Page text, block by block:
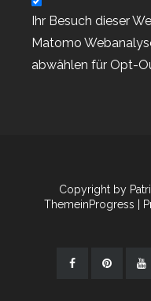
Workshop-
Workshop-
Workshop-
YouTube Hop
Ihr Besuch dieser
Matomo
abwählen für Opt-
Copyright by
ThemeinProgress
|